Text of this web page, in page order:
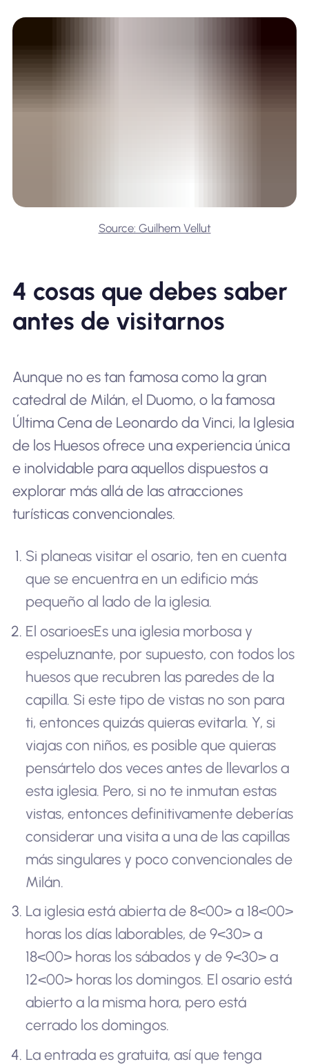
Source: Guilhem Vellut
4 cosas que debes saber
antes de visitarnos
Aunque no es tan famosa como la gran
catedral de Milán, el Duomo, o la famosa
Última Cena de Leonardo da Vinci, la Iglesia
de los Huesos ofrece una experiencia única
e inolvidable para aquellos dispuestos a
explorar más allá de las atracciones
turísticas convencionales.
Si planeas visitar el osario, ten en cuenta
que se encuentra en un edificio más
pequeño al lado de la iglesia.
El osarioesEs una iglesia morbosa y
espeluznante, por supuesto, con todos los
huesos que recubren las paredes de la
capilla. Si este tipo de vistas no son para
ti, entonces quizás quieras evitarla. Y, si
viajas con niños, es posible que quieras
pensártelo dos veces antes de llevarlos a
esta iglesia. Pero, si no te inmutan estas
vistas, entonces definitivamente deberías
considerar una visita a una de las capillas
más singulares y poco convencionales de
Milán.
La iglesia está abierta de 8<00> a 18<00>
horas los días laborables, de 9<30> a
18<00> horas los sábados y de 9<30> a
12<00> horas los domingos. El osario está
abierto a la misma hora, pero está
cerrado los domingos.
La entrada es gratuita, así que tenga